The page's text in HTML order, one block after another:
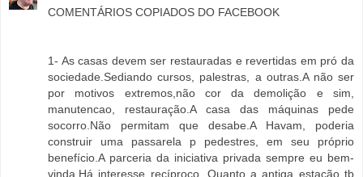
COMENTÁRIOS COPIADOS DO FACEBOOK
1- As casas devem ser restauradas e revertidas em pró da
sociedade.Sediando cursos, palestras, a outras.A não ser
por motivos extremos,não cor da demolição e sim,
manutencao, restauração.A casa das máquinas pede
socorro.Não permitam que desabe.A Havam, poderia
construir uma passarela p pedestres, em seu próprio
benefício.A parceria da iniciativa privada sempre eu bem-
vinda.Há interesse recíproco. Quanto a antiga estação tb